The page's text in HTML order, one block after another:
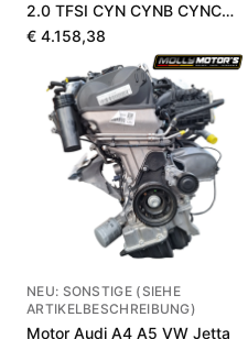
2.0 TFSI CYN CYNB CYNC
020393 km
€ 4.158,38
NEU: SONSTIGE (SIEHE
ARTIKELBESCHREIBUNG)
Motor Audi A4 A5 VW Jetta